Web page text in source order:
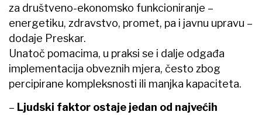
za društveno-ekonomsko funkcioniranje –
energetiku, zdravstvo, promet, pa i javnu upravu –
dodaje Preskar.
Unatoč pomacima, u praksi se i dalje odgađa
implementacija obveznih mjera, često zbog
percipirane kompleksnosti ili manjka kapaciteta.
– Ljudski faktor ostaje jedan od najvećih